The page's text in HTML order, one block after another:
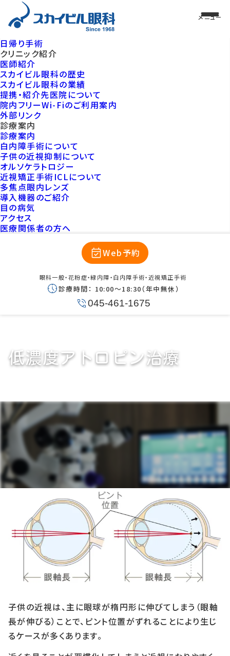
眼科一般・花粉症・緑内障・白内障手術・近視矯正手術
診療時間： 10:00〜18:30（年中無休）
045-461-1675
日帰り手術
クリニック紹介
医師紹介
スカイビル眼科の歴史
スカイビル眼科の業績
提携・紹介先医院について
院内フリーWi-Fiのご利用案内
外部リンク
診療案内
診療案内
白内障手術について
子供の近視抑制について
オルソケラトロジー
近視矯正手術ICLについて
多焦点眼内レンズ
導入機器のご紹介
目の病気
アクセス
医療関係者の方へ
Web予約
低濃度アトロピン治療
近視進行を抑制するための目薬
近視の進行を抑える目薬をご存知ですか？
子供の近視は、主に眼球が楕円形に伸びてしまう（眼軸
長が伸びる）ことで、ピント位置がずれることにより生じ
るケースが多くあります。